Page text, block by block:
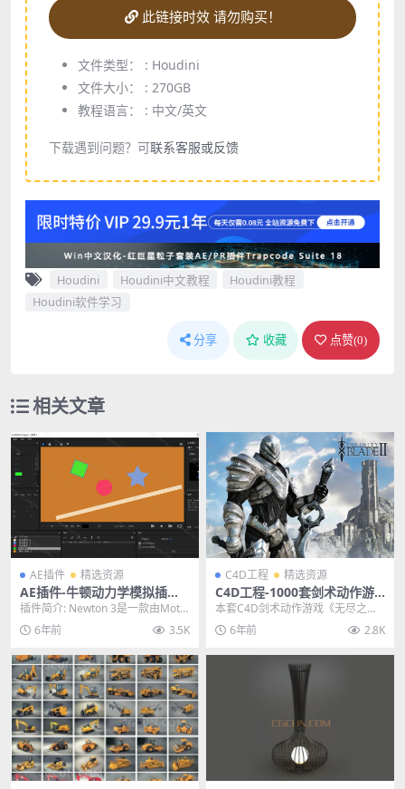
此链接时效 请勿购买！
文件类型： : Houdini
文件大小： : 270GB
教程语言： : 中文/英文
下载遇到问题？可联系客服或反馈
Houdini Houdini中文教程
Houdini教程
Houdini软件学习
分享 收藏 点赞(0)
相关文章
AE插件 精选资源
AE插件-牛顿动力学模拟插件N
ewton 3.0.69 Win中文汉化
版
插件简介: Newton 3是一款由Motio
n Boutique开发的AE牛顿...
6年前 3.5K
C4D工程 精选资源
C4D工程-1000套剑术动作游
戏《无尽之剑》角色动画模型
合集3D模型
本套C4D剑术动作游戏《无尽之
剑》INFINITY BLADE角色动画模型
合集由...
6年前 2.8K